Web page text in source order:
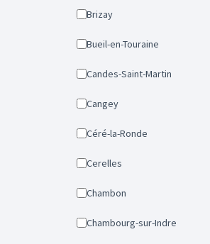
Brizay
Bueil-en-Touraine
Candes-Saint-Martin
Cangey
Céré-la-Ronde
Cerelles
Chambon
Chambourg-sur-Indre